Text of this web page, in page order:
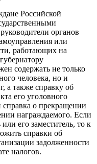
Российской
органов
или
работающих на
содержать не только
человека, но и
а также справку об
его уголовного
справка о прекращении
награждаемого. Если
его заместитель, то к
справки об
задолженности
налогов.